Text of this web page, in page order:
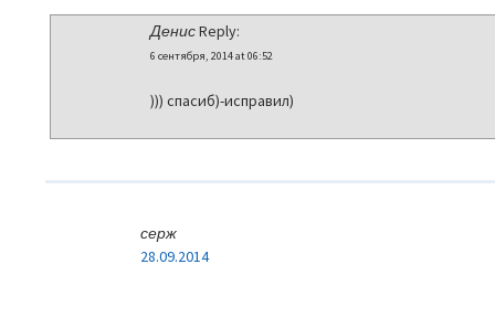
ДенисReply:
6 сентября, 2014 at 06:52
))) спасиб)-исправил)
серж
28.09.2014